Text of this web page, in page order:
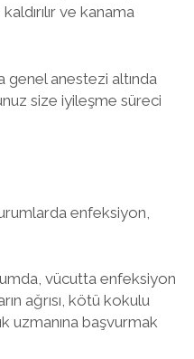
ve kanama
anestezi altında
size iyileşme süreci
enfeksiyon,
vücutta enfeksiyon
ağrısı, kötü kokulu
uzmanına başvurmak